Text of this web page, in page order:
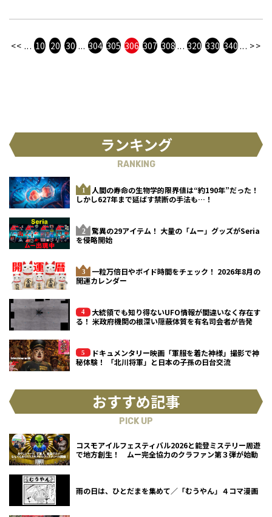
集）
<< ... 10 20 30 ... 304 305 306 307 308... 320 330 340... >>
ランキング
RANKING
人間の寿命の生物学的限界値は“約190年”だった！
しかし627年まで延ばす禁断の手法も…！
驚異の29アイテム！ 大量の「ムー」グッズがSeria
を侵略開始
一粒万倍日やボイド時間をチェック！ 2026年8月の
開運カレンダー
大統領でも知り得ないUFO情報が間違いなく存在す
る！ 米政府機関の根深い隠蔽体質を有名司会者が告発
ドキュメンタリー映画「軍服を着た神様」撮影で神
秘体験！ 「北川将軍」と日本の子孫の日台交流
おすすめ記事
PICK UP
コスモアイルフェスティバル2026と能登ミステリー周遊
で地方創生！ ムー完全協力のクラファン第３弾が始動
雨の日は、ひとだまを集めて／「むうやん」４コマ漫画